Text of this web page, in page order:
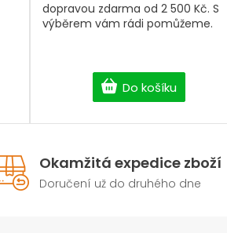
Do košíku
dopravou zdarma od 2 500 Kč. S
výběrem vám rádi pomůžeme.
Okamžitá expedice zboží
Doručení už do druhého dne